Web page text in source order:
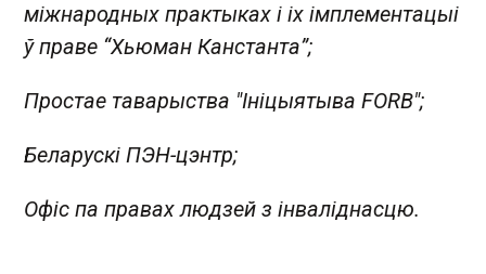
міжнародных практыках і іх імплементацыі
ў праве “Хьюман Канстанта”;
Простае таварыства "Ініцыятыва FORB";
Беларускі ПЭН-цэнтр;
Офіс па правах людзей з інваліднасцю.